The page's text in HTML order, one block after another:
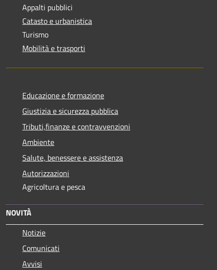
Appalti pubblici
Catasto e urbanistica
Turismo
Mobilità e trasporti
Educazione e formazione
Giustizia e sicurezza pubblica
Tributi,finanze e contravvenzioni
Ambiente
Salute, benessere e assistenza
Autorizzazioni
Agricoltura e pesca
NOVITÀ
Notizie
Comunicati
Avvisi